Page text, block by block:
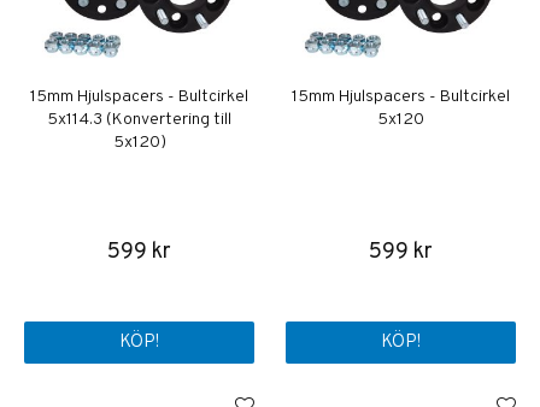
15mm Hjulspacers - Bultcirkel
5x114.3 (Konvertering till
5x120)
599 kr
KÖP!
15mm Hjulspacers - Bultcirkel
5x120
599 kr
KÖP!